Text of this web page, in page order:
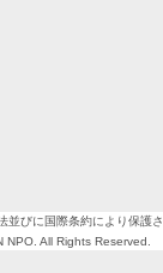
びに国際条約により保護さ
All Rights Reserved.